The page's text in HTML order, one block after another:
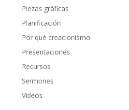
Piezas gráficas
Planificación
Por qué creacionismo
Presentaciones
Recursos
Sermones
Videos